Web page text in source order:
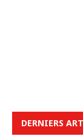
DERNIERS